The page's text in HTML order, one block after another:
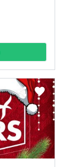
share favorite